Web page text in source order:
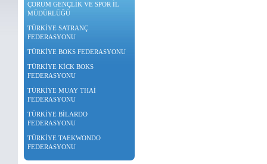
ÇORUM GENÇLİK VE SPOR İL
MÜDÜRLÜĞÜ
TÜRKİYE SATRANÇ
FEDERASYONU
TÜRKİYE BOKS FEDERASYONU
TÜRKİYE KİCK BOKS
FEDERASYONU
TÜRKİYE MUAY THAİ
FEDERASYONU
TÜRKİYE BİLARDO
FEDERASYONU
TÜRKİYE TAEKWONDO
FEDERASYONU